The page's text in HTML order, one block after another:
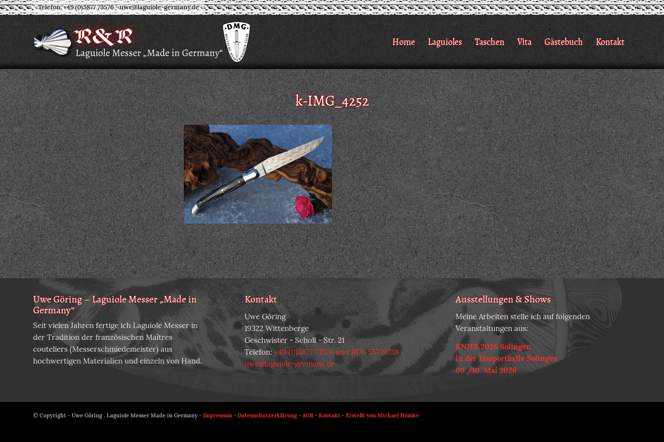
Telefon: +49 (0)3877 73576-uwe@laguiole-germany.de
Home Laguioles Taschen Vita Gästebuch Kontakt
k-IMG_4252
Uwe Göring – Laguiole Messer „Made in
Germany“
Seit vielen Jahren fertige ich Laguiole Messer in
der Tradition der französischen Maîtres
couteliers (Messerschmiedemeister) aus
hochwertigen Materialien und einzeln von Hand.
Kontakt
Uwe Göring
19322 Wittenberge
Geschwister - Scholl - Str. 21
Telefon:+49 (0)3877 73576 und 0176 55779738
uwe@laguiole-germany.de
Ausstellungen & Shows
Meine Arbeiten stelle ich auf folgenden
Veranstaltungen aus:
KNIFE 2026 Solingen
in der Eissporthalle Solingen
09./10. Mai 2026
© Copyright - Uwe Göring . Laguiole Messer Made in Germany - Impressum - Datenschutzerklärung- AGB - Kontakt - Erstellt von Michael Hömke